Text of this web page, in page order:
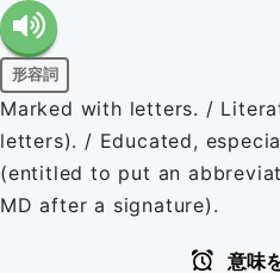
形容詞
Marked with letters. /
letters). / Educated,
(entitled to put an
MD after a signature).
意味